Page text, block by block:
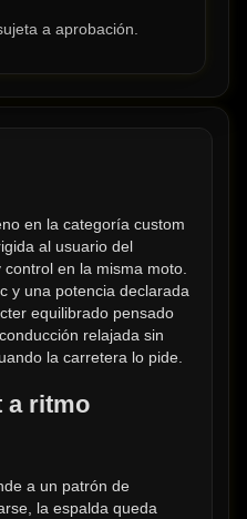
a aprobación.
en la categoría custom
al usuario del
control en la misma moto.
y una potencia declarada
equilibrado pensado
relajada sin
la carretera lo pide.
a ritmo
a un patrón de
la espalda queda